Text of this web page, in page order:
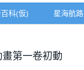
科(仮) 星海航路
畫第一卷初動